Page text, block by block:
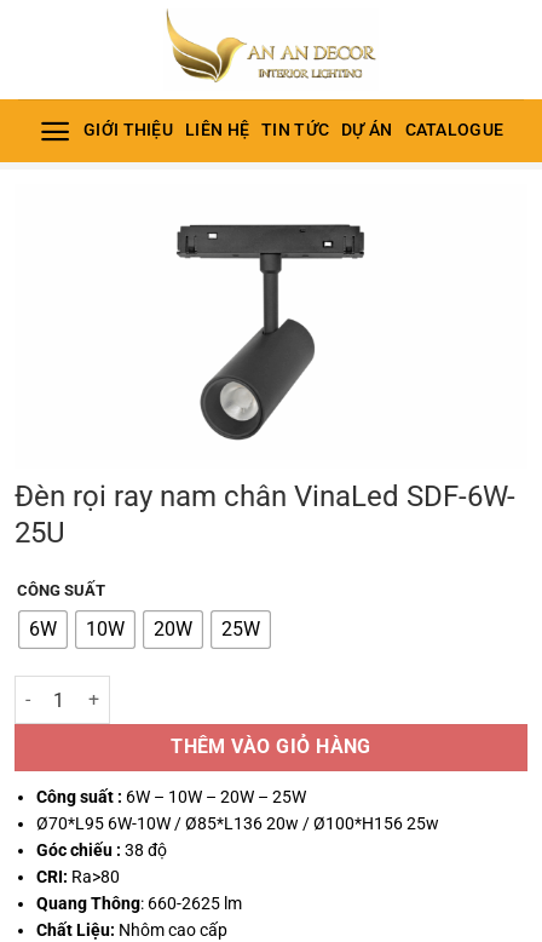
dung
GIỚI THIỆU LIÊN HỆ TIN TỨC DỰ ÁN CATALOGUE
Đèn rọi ray nam chân VinaLed SDF-6W-
25U
CÔNG SUẤT
6W 10W 20W 25W
Đèn rọi ray nam chân VinaLed SDF-6W-25U số lượng
THÊM VÀO GIỎ HÀNG
Công suất : 6W – 10W – 20W – 25W
Ø70*L95 6W-10W / Ø85*L136 20w / Ø100*H156 25w
Góc chiếu : 38 độ
CRI: Ra>80
Quang Thông: 660-2625 lm
Chất Liệu: Nhôm cao cấp